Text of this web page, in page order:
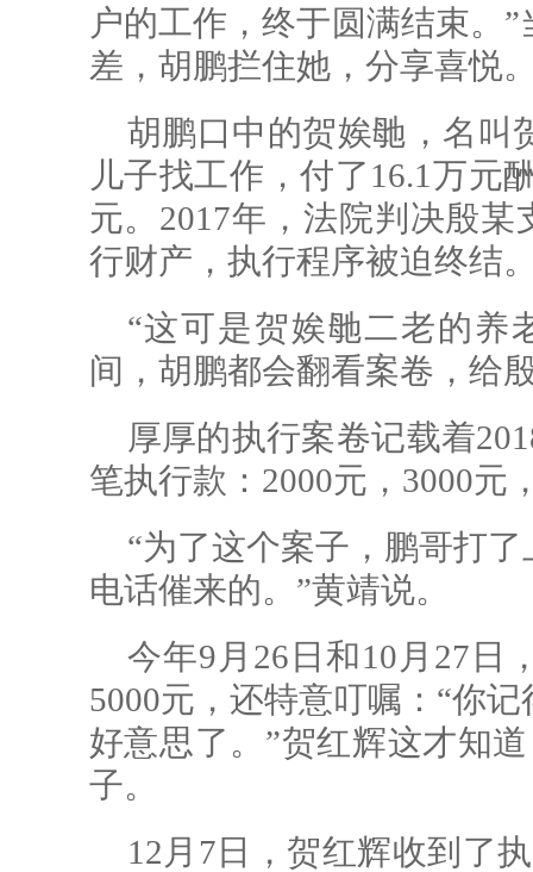
户的工作，终于圆满结束。
差，胡鹏拦住她，分享喜悦
胡鹏口中的贺娭毑，名叫
儿子找工作，付了16.1万元
元。2017年，法院判决殷
行财产，执行程序被迫终结
“这可是贺娭毑二老的养
间，胡鹏都会翻看案卷，给
厚厚的执行案卷记载着
笔执行款：2000元，3000
“为了这个案子，鹏哥打
电话催来的。”黄靖说。
今年9月26日和10月27日
5000元，还特意叮嘱：“你
好意思了。”贺红辉这才知
子。
12月7日，贺红辉收到了